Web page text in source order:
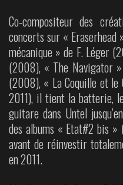
Co-compositeur des
concerts sur « Eraserhead
mécanique » de F. Léger
(2008), « The Navigator
(2008), « La Coquille et le
2011), il tient la batterie,
guitare dans Untel
des albums « Etat#2 bis
avant de réinvestir
en 2011.